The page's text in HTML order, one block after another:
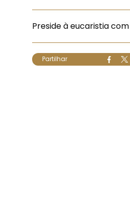
Preside à eucaristia
Partilhar